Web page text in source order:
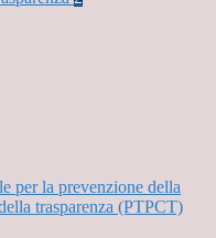
per la prevenzione della
trasparenza (PTPCT)